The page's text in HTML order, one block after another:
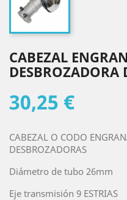
CABEZAL
30,25 €
CABEZAL O CODO
DESBROZADORAS
Diámetro de tubo 26mm
Eje transmisión 9 ESTRIAS